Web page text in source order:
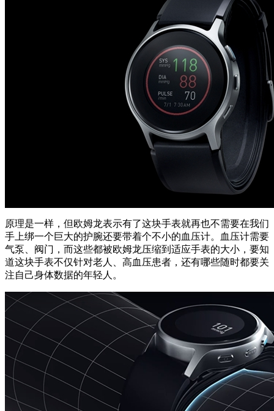
原理是一样，但欧姆龙表示有了这块手表就再也不需要在我们
手上绑一个巨大的护腕还要带着个不小的血压计。血压计需要
气泵、阀门，而这些都被欧姆龙压缩到适应手表的大小，要知
道这块手表不仅针对老人、高血压患者，还有哪些随时都要关
注自己身体数据的年轻人。